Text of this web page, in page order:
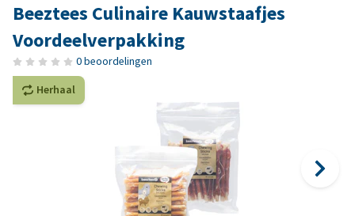
Beeztees Culinaire Kauwstaafjes
Voordeelverpakking
0 beoordelingen
Herhaal